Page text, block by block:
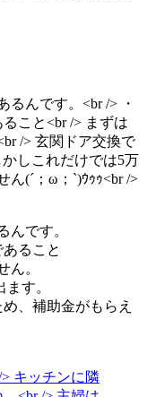
んです。
ること
ん。
す。
、補助金がもらえ